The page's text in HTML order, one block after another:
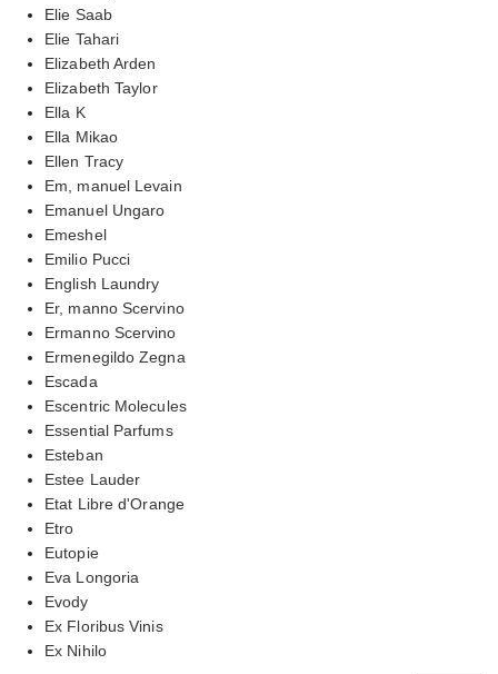
Elie Saab
Elie Tahari
Elizabeth Arden
Elizabeth Taylor
Ella K
Ella Mikao
Ellen Tracy
Em, manuel Levain
Emanuel Ungaro
Emeshel
Emilio Pucci
English Laundry
Er, manno Scervino
Ermanno Scervino
Ermenegildo Zegna
Escada
Escentric Molecules
Essential Parfums
Esteban
Estee Lauder
Etat Libre d'Orange
Etro
Eutopie
Eva Longoria
Evody
Ex Floribus Vinis
Ex Nihilo